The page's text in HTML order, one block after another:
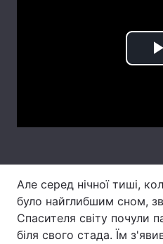
Але серед нічної тиші,
було найглибшим сном,
Спасителя світу почули
біля свого стада. Їм